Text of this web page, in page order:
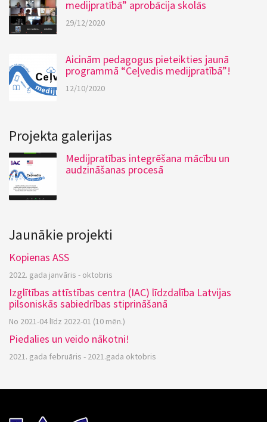
medijpratībā” aprobācija skolās
29/12/2020
Aicinām pedagogus pieteikties jaunā
programmā “Ceļvedis medijpratībā”!
12/10/2020
Projekta galerijas
Medijpratības integrēšana mācību un
audzināšanas procesā
Jaunākie projekti
Kopienas ASS
2022. gada janvāris - oktobris
Izglītības attīstības centra (IAC) līdzdalība Latvijas
pilsoniskās sabiedrības stiprināšanā
No 2021-04 līdz 2022-01 (10 mēn.)
Piedalies un veido nākotni!
2021. gada februāris - 2021.gada oktobris